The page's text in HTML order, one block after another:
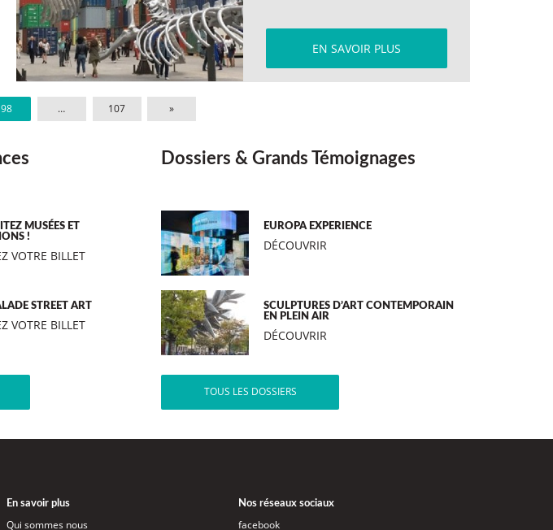
EN SAVOIR PLUS
98 … 107 »
MUSÉES ET
!
VOTRE BILLET
STREET ART
VOTRE BILLET
Dossiers & Grands Témoignages
EUROPA EXPERIENCE
DÉCOUVRIR
SCULPTURES D’ART CONTEMPORAIN
EN PLEIN AIR
DÉCOUVRIR
TOUS LES DOSSIERS
En savoir plus
Qui sommes nous
Nos réseaux sociaux
facebook